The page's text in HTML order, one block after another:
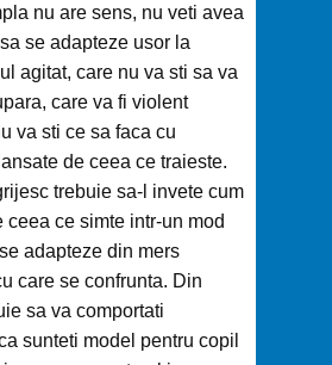
nu are sens, nu veti avea
se adapteze usor la
agitat, care nu va sti sa va
care va fi violent
va sti ce sa faca cu
de ceea ce traieste.
trebuie sa-l invete cum
ceea ce simte intr-un mod
adapteze din mers
care se confrunta. Din
sa va comportati
sunteti model pentru copil